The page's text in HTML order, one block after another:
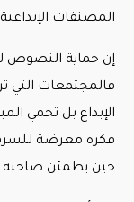
المصنفات
إن حماية النصوص
فالمجتمعات التي
الإبداع بل تحمي
فكره معرضة
حين يطمئن صاحبه